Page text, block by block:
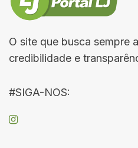
O site que busca sempre
credibilidade e
#SIGA-NOS: